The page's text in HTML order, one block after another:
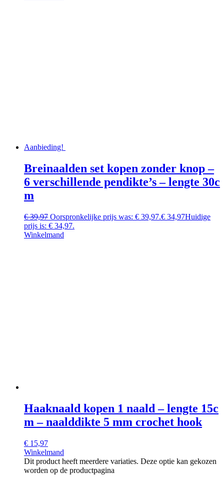
Aanbieding!
Breinaalden set kopen zonder knop –
6 verschillende pendikte’s – lengte 30c
m
€39,97 Oorspronkelijke prijs was: € 39,97.€ 34,97Huidige
prijs is: € 34,97.
Winkelmand
Haaknaald kopen 1 naald – lengte 15c
m – naalddikte 5 mm crochet hook
€ 15,97
Winkelmand
Dit product heeft meerdere variaties. Deze optie kan gekozen
worden op de productpagina